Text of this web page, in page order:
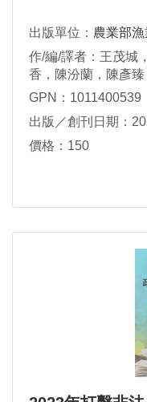
出版單位： 農業部
作/編/譯者：王茂城
香，陳汾蘭，陳彥
銘富，劉家禎，鍾文
GPN：1011400539
出版／創刊日期：
價格：150